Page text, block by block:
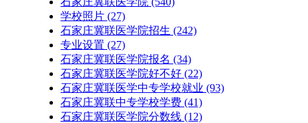
学校照片 (27)
石家庄冀联医学院招生 (242)
专业设置 (27)
石家庄冀联医学院报名 (34)
石家庄冀联医学院好不好 (22)
石家庄冀联医学中专学校就业 (93)
石家庄冀联中专学校学费 (41)
石家庄冀联医学院分数线 (12)